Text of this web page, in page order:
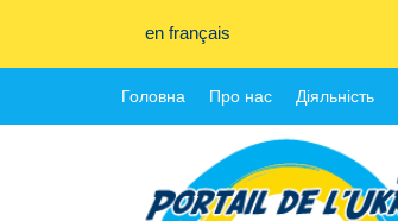
en français
Головна Про нас Діяльність